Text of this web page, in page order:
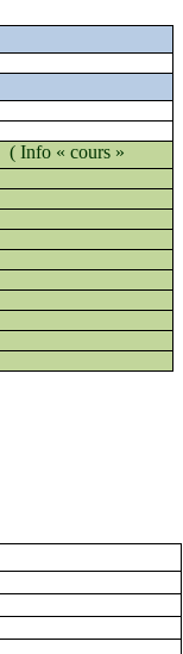
( Info « cours »